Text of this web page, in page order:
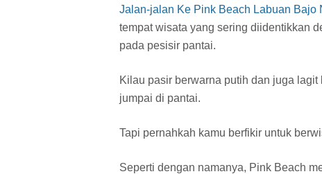
Jalan-jalan Ke Pink Beach Labuan Bajo
tempat wisata yang sering diidentikkan
pada pesisir pantai.
Kilau pasir berwarna putih dan juga
jumpai di pantai.
Tapi pernahkah kamu berfikir untuk
Seperti dengan namanya, Pink Beach